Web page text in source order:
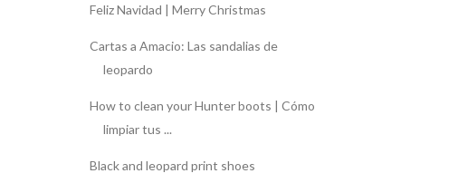
Feliz Navidad | Merry Christmas
Cartas a Amacio: Las sandalias de
leopardo
How to clean your Hunter boots | Cómo
limpiar tus ...
Black and leopard print shoes